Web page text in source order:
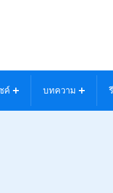
ค์ บทความ